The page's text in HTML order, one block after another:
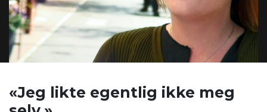
«Jeg likte egentlig ikke meg